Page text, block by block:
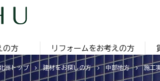
の方 リフォームをお考えの方
洲トップ 建材をお探しの方 中部地方 施工